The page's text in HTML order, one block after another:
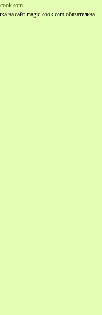
на сайт magic-cook.com обязательна.